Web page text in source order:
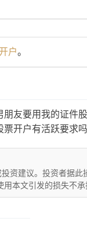
户。
友要用我的证件
开户有活跃要求吗
资建议。投资者据
本文引发的损失不承